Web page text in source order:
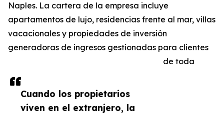
Cuando los propietarios
viven en el extranjero, la
Naples. La cartera de la empresa incluye
apartamentos de lujo, residencias frente al mar, villas
vacacionales y propiedades de inversión
generadoras de ingresos gestionadas para clientes
de toda